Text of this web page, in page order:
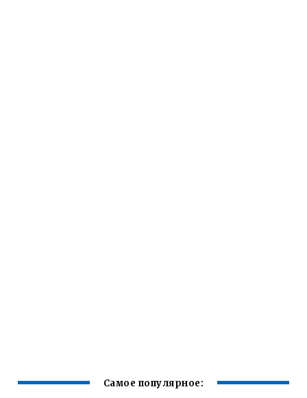
Самое популярное: